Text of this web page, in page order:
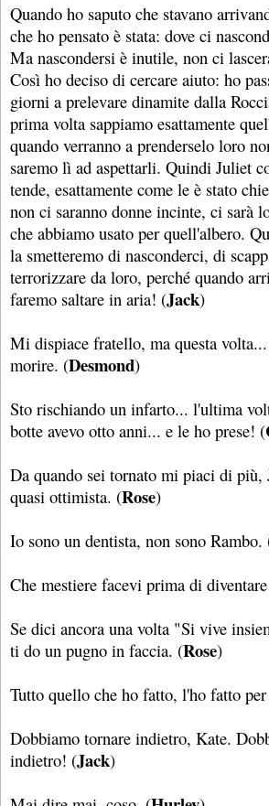
Quando ho saputo che stavano
che ho pensato è stata: dove ci
Ma nascondersi è inutile, non ci
Così ho deciso di cercare aiuto: ho
giorni a prelevare dinamite dalla
prima volta sappiamo esattamente
quando verranno a prenderselo loro
saremo lì ad aspettarli. Quindi Juliet
tende, esattamente come le è stato
non ci saranno donne incinte, ci sarà
che abbiamo usato per quell'albero.
la smetteremo di nasconderci, di
terrorizzare da loro, perché quando
faremo saltare in aria! (Jack)
Mi dispiace fratello, ma questa
morire. (Desmond)
Sto rischiando un infarto... l'ultima
botte avevo otto anni... e le ho prese! (
Da quando sei tornato mi piaci di più,
quasi ottimista. (Rose)
Io sono un dentista, non sono Rambo.
Che mestiere facevi prima di
Se dici ancora una volta "Si vive
ti do un pugno in faccia. (Rose)
Tutto quello che ho fatto, l'ho fatto
Dobbiamo tornare indietro, Kate.
indietro! (Jack)